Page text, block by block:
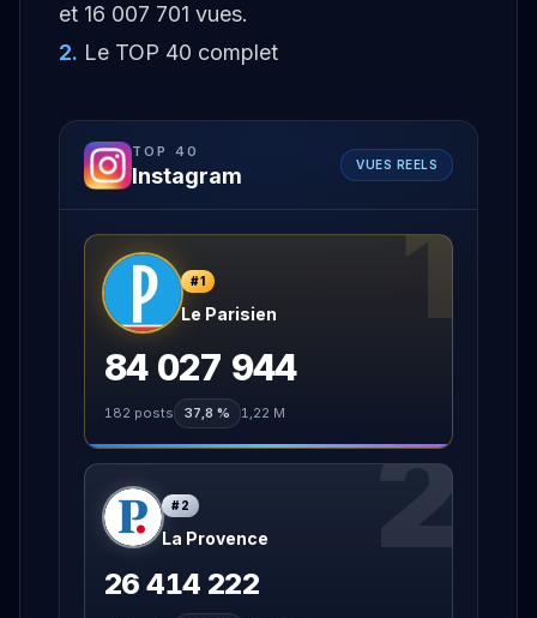
et 16 007 701 vues.
2. Le TOP 40 complet
TOP 40
Instagram VUES REELS
1
#1
Le Parisien
84 027 944
182 posts 37,8 % 1,22 M
2
#2
La Provence
26 414 222